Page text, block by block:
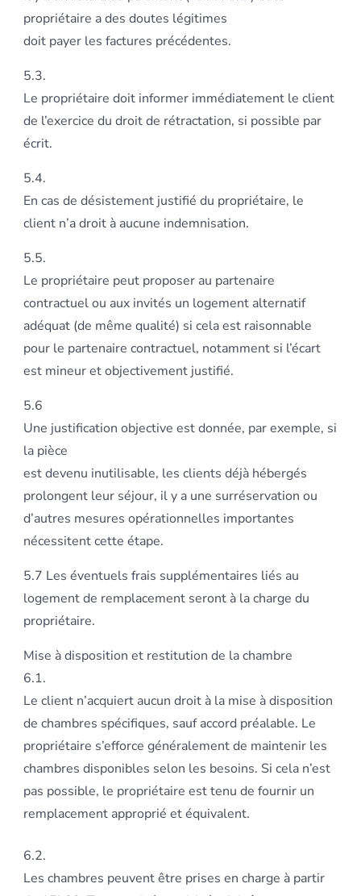
propriétaire a des doutes légitimes
doit payer les factures précédentes.
5.3.
Le propriétaire doit informer immédiatement le client
de l’exercice du droit de rétractation, si possible par
écrit.
5.4.
En cas de désistement justifié du propriétaire, le
client n’a droit à aucune indemnisation.
5.5.
Le propriétaire peut proposer au partenaire
contractuel ou aux invités un logement alternatif
adéquat (de même qualité) si cela est raisonnable
pour le partenaire contractuel, notamment si l’écart
est mineur et objectivement justifié.
5.6
Une justification objective est donnée, par exemple, si
la pièce
est devenu inutilisable, les clients déjà hébergés
prolongent leur séjour, il y a une surréservation ou
d’autres mesures opérationnelles importantes
nécessitent cette étape.
5.7 Les éventuels frais supplémentaires liés au
logement de remplacement seront à la charge du
propriétaire.
Mise à disposition et restitution de la chambre
6.1.
Le client n’acquiert aucun droit à la mise à disposition
de chambres spécifiques, sauf accord préalable. Le
propriétaire s’efforce généralement de maintenir les
chambres disponibles selon les besoins. Si cela n’est
pas possible, le propriétaire est tenu de fournir un
remplacement approprié et équivalent.
6.2.
Les chambres peuvent être prises en charge à partir